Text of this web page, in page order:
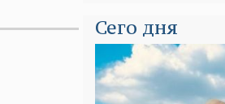
Сего дня